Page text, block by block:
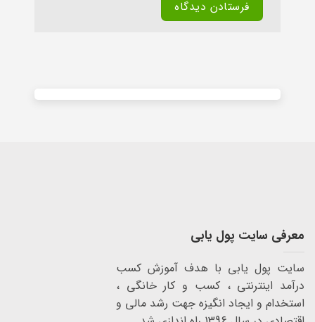
معرفی سایت پول یابی
سایت پول یابی با هدف آموزش کسب
درآمد اینترنتی ، کسب و کار خانگی ،
استخدام و ایجاد انگیزه جهت رشد مالی و